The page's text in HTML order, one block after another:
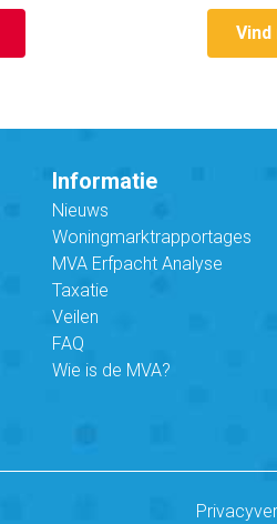
Informatie
Nieuws
Woningmarktrapportages
MVA Erfpacht Analyse
Taxatie
Veilen
FAQ
Wie is de MVA?